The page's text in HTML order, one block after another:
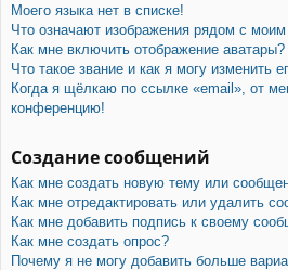
Моего языка нет в списке!
Что означают изображения рядом с
Как мне включить отображение аватары?
Что такое звание и как я могу изменить
Когда я щёлкаю по ссылке «email», от
конференцию!
Создание сообщений
Как мне создать новую тему или
Как мне отредактировать или удалить
Как мне добавить подпись к своему
Как мне создать опрос?
Почему я не могу добавить больше